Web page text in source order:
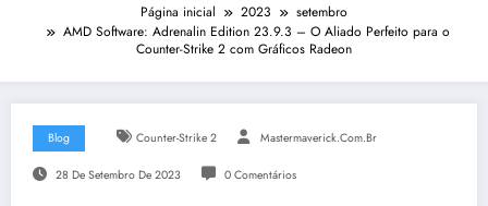
Página inicial 2023
setembro
AMD Software: Adrenalin Edition 23.9.3 – O Aliado Perfeito para o
Counter-Strike 2 com Gráficos Radeon
Blog Counter-Strike 2 Mastermaverick.com.br
28 De Setembro De 2023 0 Comentários